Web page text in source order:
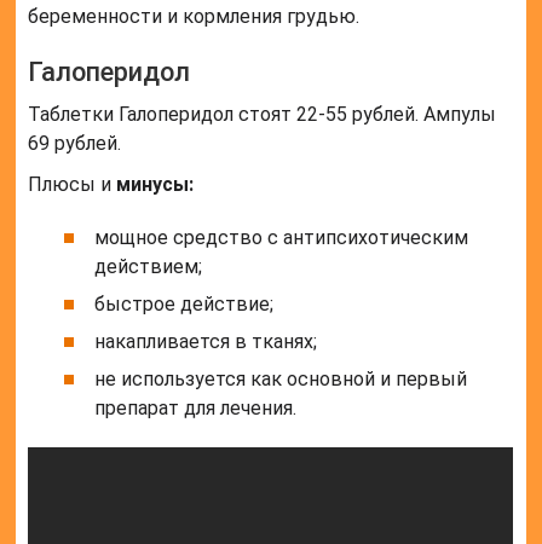
беременности и кормления грудью.
Галоперидол
Таблетки Галоперидол стоят 22-55 рублей. Ампулы
69 рублей.
Плюсы и минусы:
мощное средство с антипсихотическим
действием;
быстрое действие;
накапливается в тканях;
не используется как основной и первый
препарат для лечения.